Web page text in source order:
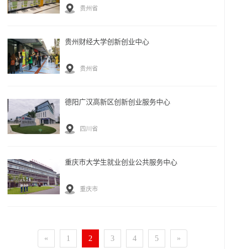
贵州省
贵州财经大学创新创业中心
贵州省
德阳广汉高新区创新创业服务中心
四川省
重庆市大学生就业创业公共服务中心
重庆市
« 1 2 3 4 5 »